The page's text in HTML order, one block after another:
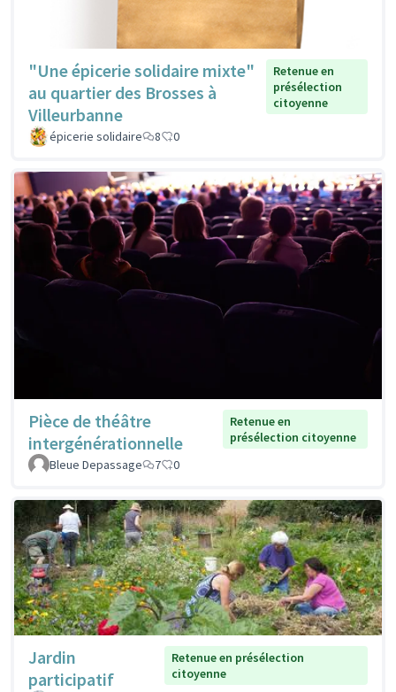
"Une épicerie solidaire mixte"
au quartier des Brosses à
Villeurbanne
Retenue en
présélection
citoyenne
épicerie solidaire 8 0
Pièce de théâtre
intergénérationnelle
Retenue en
présélection citoyenne
Bleue Depassage
7 0
Jardin
participatif
Retenue en présélection
citoyenne